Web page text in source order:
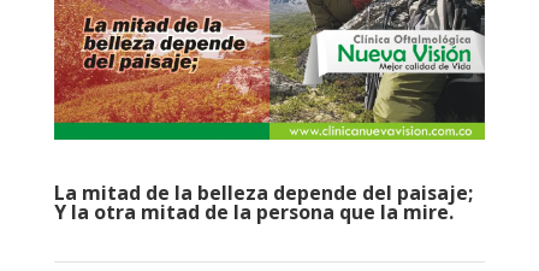
La mitad de la belleza depende del paisaje;
Y la otra mitad de la persona que la mire.